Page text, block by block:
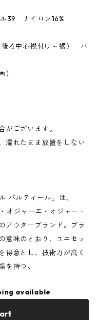
39 ナイロン16%
ろ中心襟付け～裾） バ
）
ございます。
濡れたまま放置をしない
パルティール」は、
オジャーエ・オジャー‐
ウターブランド。ブラ
意味のとおり、ユニセッ
得意とし、技術力が高く
を持つ。
available